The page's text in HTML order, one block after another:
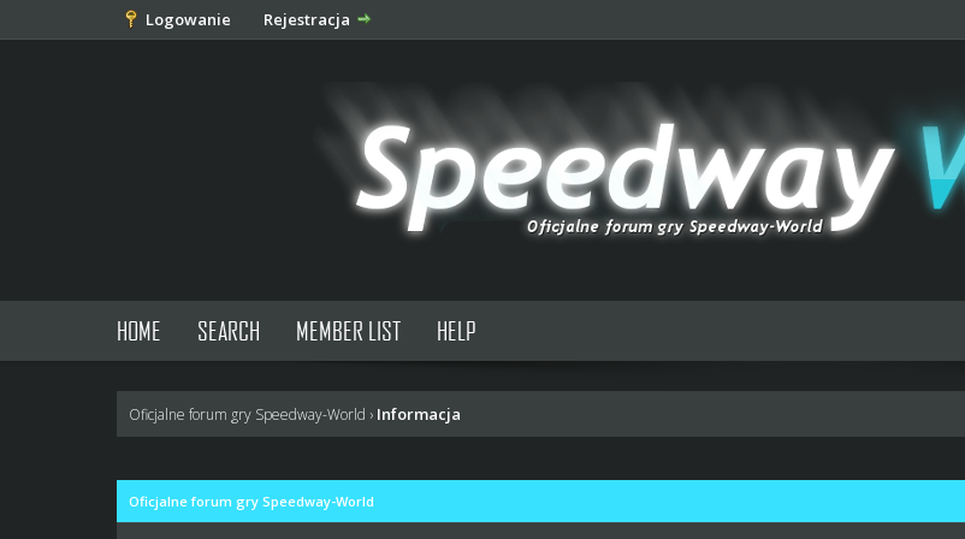
Logowanie Rejestracja
HOME SEARCH MEMBER LIST HELP
Oficjalne forum gry Speedway-World › Informacja
Oficjalne forum gry Speedway-World